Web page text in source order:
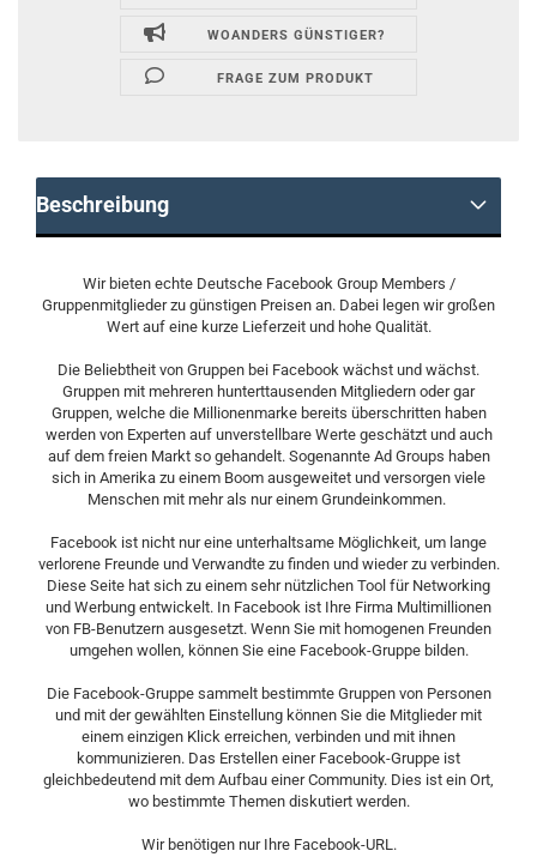
WOANDERS GÜNSTIGER?
FRAGE ZUM PRODUKT
Beschreibung
Wir bieten echte Deutsche Facebook Group Members /
Gruppenmitglieder zu günstigen Preisen an. Dabei legen wir großen
Wert auf eine kurze Lieferzeit und hohe Qualität.
Die Beliebtheit von Gruppen bei Facebook wächst und wächst.
Gruppen mit mehreren hunterttausenden Mitgliedern oder gar
Gruppen, welche die Millionenmarke bereits überschritten haben
werden von Experten auf unverstellbare Werte geschätzt und auch
auf dem freien Markt so gehandelt. Sogenannte Ad Groups haben
sich in Amerika zu einem Boom ausgeweitet und versorgen viele
Menschen mit mehr als nur einem Grundeinkommen.
Facebook ist nicht nur eine unterhaltsame Möglichkeit, um lange
verlorene Freunde und Verwandte zu finden und wieder zu verbinden.
Diese Seite hat sich zu einem sehr nützlichen Tool für Networking
und Werbung entwickelt. In Facebook ist Ihre Firma Multimillionen
von FB-Benutzern ausgesetzt. Wenn Sie mit homogenen Freunden
umgehen wollen, können Sie eine Facebook-Gruppe bilden.
Die Facebook-Gruppe sammelt bestimmte Gruppen von Personen
und mit der gewählten Einstellung können Sie die Mitglieder mit
einem einzigen Klick erreichen, verbinden und mit ihnen
kommunizieren. Das Erstellen einer Facebook-Gruppe ist
gleichbedeutend mit dem Aufbau einer Community. Dies ist ein Ort,
wo bestimmte Themen diskutiert werden.
Wir benötigen nur Ihre Facebook-URL.